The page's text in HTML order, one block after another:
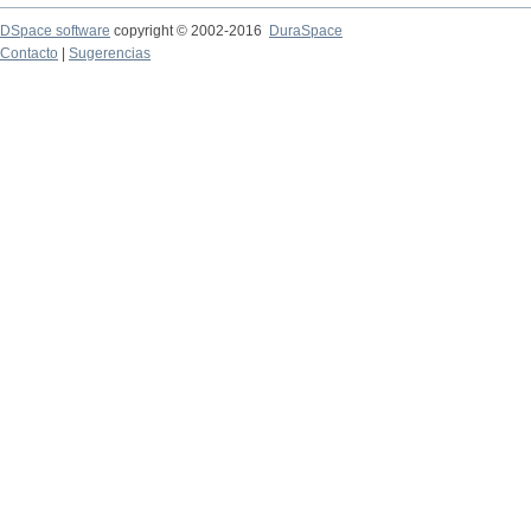
DSpace software copyright © 2002-2016
DuraSpace
Contacto
Sugerencias